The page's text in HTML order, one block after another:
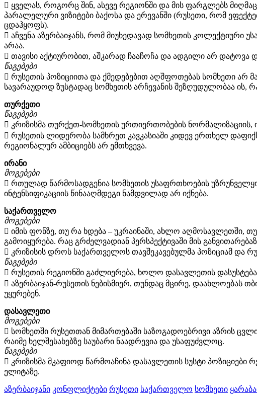
 ყველას, როგორც შინ, ასევე რეგიონში და მის ფარგლებს
პარალელური ვიზიტები ბაქოსა და ერევანში (რუსეთი, რომ
ცდაჰყოფს).
 აჩვენა აზერბაიჯანს, რომ მიუხედავად სომხეთის კოლექტიური
არაა.
 თავისი აქტიურობით, აშკარად ჩააჩოჩა და ადგილი არ დატოვა
წაგებები
 რუსეთის პოზიციითა და ქმედებებით აღშფოთებას სომხეთი არ
სავარაუდოდ ზუსტადაც სომხეთის არჩევანის შეზღუდულობაა ის,
თურქეთი
წაგებები
 კრიზისმა თურქეთ-სომხეთის ურთიერთობების
 რუსეთის ლიდერობა სამხრეთ კავკასიაში კიდევ ერთხელ
რეგიონალურ ამბიციებს არ ემთხვევა.
ირანი
მოგებები
 რთულად წარმოსადგენია სომხეთის უსაფრთხოების
ინტენსიფიკაციის წინააღმდეგი ნამდვილად არ იქნება.
საქართველო
მოგებები
 იმის ფონზე, თუ რა ხდება – უკრაინაში, ახლო აღმოსავლეთში,
გამოიყურება. რაც გრძელვადიან პერსპექტივაში მის
 კრიზისის დროს საქართველოს თავშეკავებულმა პოზიციამ და
წაგებები
 რუსეთის რეგიონში გაძლიერება, ხოლო დასავლეთის
 აზერბაიჯან-რუსეთის ნებისმიერ, თუნდაც მცირე, დაახლოებას
უყურებენ.
დასავლეთი
მოგებები
 სომხეთში რუსეთთან მიმართებაში საზოგადოებრივი აზრის
რაიმე ხელშესახებზე საუბარი ნაადრევია და უსაფუძვლოც.
წაგებები
 კრიზისმა მკაფიოდ წარმოაჩინა დასავლეთის სუსტი პოზიციები
ელიტაზე.
აზერბაიჯანი კონფლიქტები რუსეთი საქართველო სომხეთი